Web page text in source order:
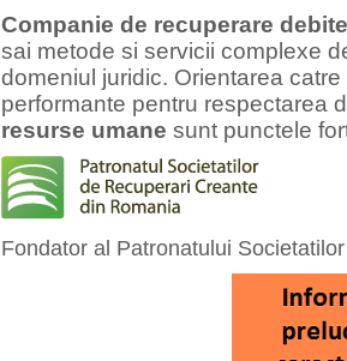
Companie de recuperare debite
sai metode si servicii complexe
domeniul juridic. Orientarea
performante pentru respectarea
resurse umane sunt punctele
Fondator al Patronatului